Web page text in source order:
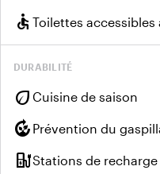
accessible Toilettes accessibles
DURABILITÉ
eco Cuisine de saison
compost Prévention du
ev_chargerStations de